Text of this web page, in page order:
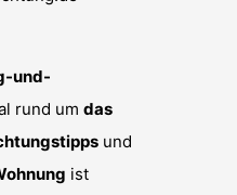
und-
rund um das
und
ist